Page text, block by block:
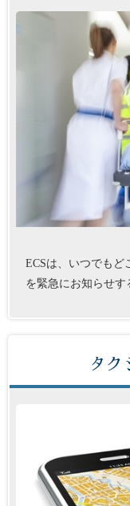
ECSは、いつでもど
を緊急にお知らせす
タ